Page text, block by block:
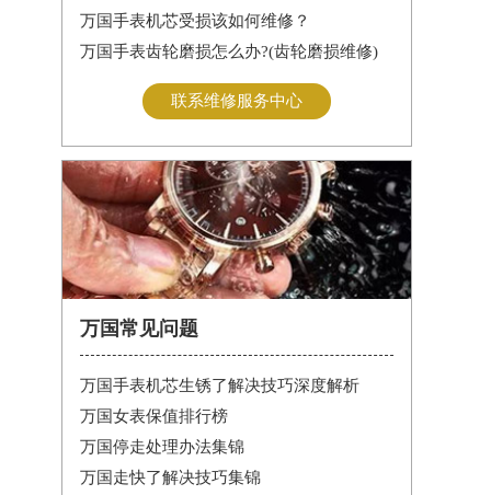
万国手表机芯受损该如何维修？
万国手表齿轮磨损怎么办?(齿轮磨损维修)
联系维修服务中心
万国常见问题
万国手表机芯生锈了解决技巧深度解析
万国女表保值排行榜
万国停走处理办法集锦
万国走快了解决技巧集锦